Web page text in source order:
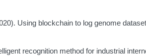
Using blockchain to log genome
recognition method for industrial